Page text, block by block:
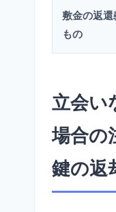
敷金の返
もの
立会い
場合の
鍵の返